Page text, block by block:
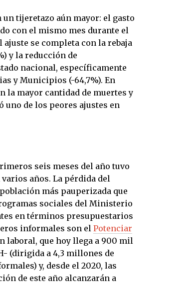
tijeretazo aún mayor: el gasto
con el mismo mes durante el
ajuste se completa con la rebaja
y la reducción de
nacional, específicamente
y Municipios (-64,7%). En
la mayor cantidad de muertes y
uno de los peores ajustes en
seis meses del año tuvo
años. La pérdida del
más pauperizada que
sociales del Ministerio
en términos presupuestarios
informales son el Potenciar
laboral, que hoy llega a 900 mil
(dirigida a 4,3 millones de
y, desde el 2020, las
de este año alcanzarán a